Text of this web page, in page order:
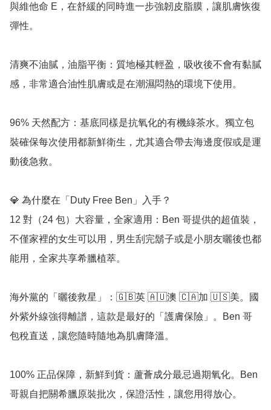
與維他命 E，在舒緩的同時進一步強韌皮脂膜，讓肌膚恢復
彈性。
清爽不油膩，油脂平衡：質地極其輕盈，吸收後不會有黏膩
感，非常適合油性肌膚或是在潮濕悶熱的環境下使用。
96% 天然配方：基底同樣是抗氧化的有機綠茶水。獨立包
裝確保每次使用都新鮮衛生，尤其適合帶去海邊度假或是運
動後急救。
💎 為什麼在「Duty Free Ben」入手？
12 對（24 包）大容量，全家適用：Ben 哥提供的超值裝，
不僅家裡的女生可以用，男生刮完鬍子或是小朋友曬後也都
能用，全家共享希臘植萃。
海外黨的「曬後救星」：🇬🇧英 🇦🇺澳 🇨🇦加 🇺🇸美。國
外紫外線強得離譜，這款是最好的「護膚保險」。Ben 哥
包稅直送，讓您隨時隨地為肌膚降溫。
100% 正品保障，新鮮到貨：蘆薈成分最忌過期氧化。Ben
哥親自把關希臘原裝批次，保證活性，讓您用得放心。